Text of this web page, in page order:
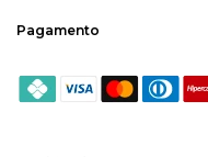
Pagamento